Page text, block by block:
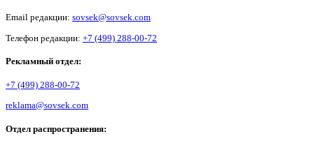
Email редакции: sovsek@sovsek.com
Телефон редакции: +7 (499) 288-00-72
Рекламный отдел:
+7 (499) 288-00-72
reklama@sovsek.com
Отдел распространения: